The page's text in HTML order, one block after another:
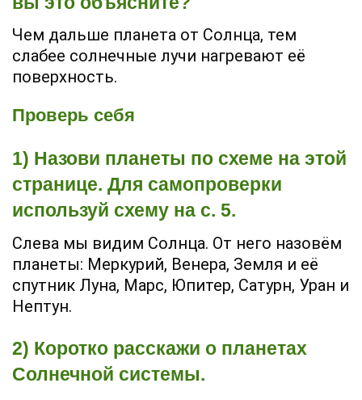
Чем дальше планета от Солнца, тем
слабее солнечные лучи нагревают её
поверхность.
Проверь себя
1) Назови планеты по схеме на этой
странице. Для самопроверки
используй схему на с. 5.
Слева мы видим Солнца. От него назовём
планеты: Меркурий, Венера, Земля и её
спутник Луна, Марс, Юпитер, Сатурн, Уран и
Нептун.
2) Коротко расскажи о планетах
Солнечной системы.